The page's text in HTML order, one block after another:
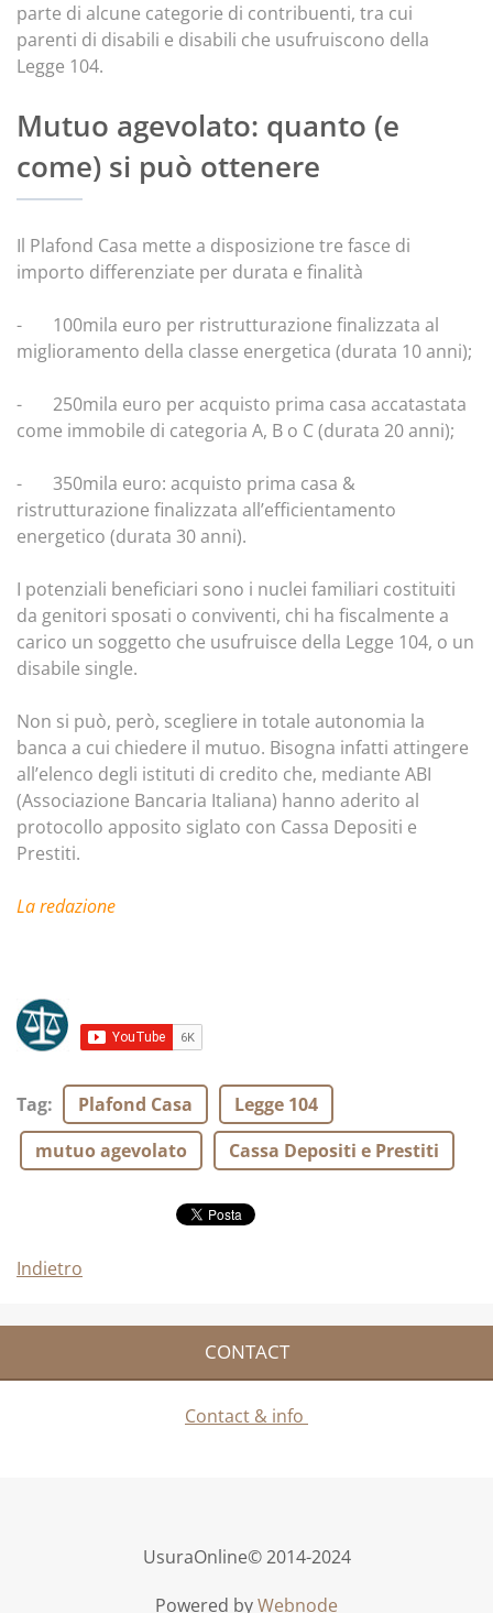
parte di alcune categorie di contribuenti, tra cui
parenti di disabili e disabili che usufruiscono della
Legge 104.
Mutuo agevolato: quanto (e
come) si può ottenere
Il Plafond Casa mette a disposizione tre fasce di
importo differenziate per durata e finalità
- 100mila euro per ristrutturazione finalizzata al
miglioramento della classe energetica (durata 10 anni);
- 250mila euro per acquisto prima casa accatastata
come immobile di categoria A, B o C (durata 20 anni);
- 350mila euro: acquisto prima casa &
ristrutturazione finalizzata all’efficientamento
energetico (durata 30 anni).
I potenziali beneficiari sono i nuclei familiari costituiti
da genitori sposati o conviventi, chi ha fiscalmente a
carico un soggetto che usufruisce della Legge 104, o un
disabile single.
Non si può, però, scegliere in totale autonomia la
banca a cui chiedere il mutuo. Bisogna infatti attingere
all’elenco degli istituti di credito che, mediante ABI
(Associazione Bancaria Italiana) hanno aderito al
protocollo apposito siglato con Cassa Depositi e
Prestiti.
La redazione
Tag: Plafond Casa
Legge 104
mutuo agevolato
Cassa Depositi e Prestiti
Indietro
CONTACT
Contact & info
UsuraOnline© 2014-2024
Powered byWebnode